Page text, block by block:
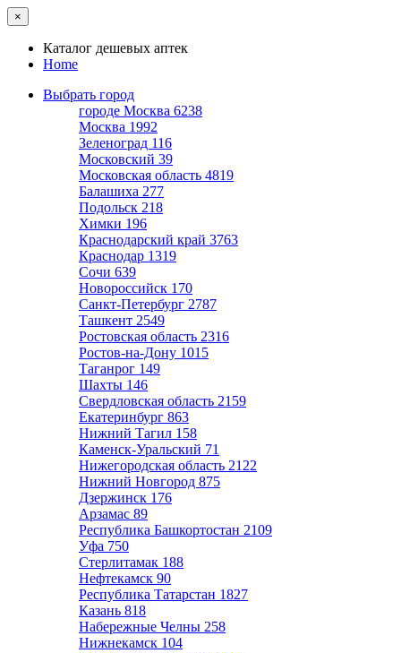
×
Каталог дешевых аптек
Home
Выбрать город
городе Москва 6238
Москва 1992
Зеленоград 116
Московский 39
Московская область 4819
Балашиха 277
Подольск 218
Химки 196
Краснодарский край 3763
Краснодар 1319
Сочи 639
Новороссийск 170
Санкт-Петербург 2787
Ташкент 2549
Ростовская область 2316
Ростов-на-Дону 1015
Таганрог 149
Шахты 146
Свердловская область 2159
Екатеринбург 863
Нижний Тагил 158
Каменск-Уральский 71
Нижегородская область 2122
Нижний Новгород 875
Дзержинск 176
Арзамас 89
Республика Башкортостан 2109
Уфа 750
Стерлитамак 188
Нефтекамск 90
Республика Татарстан 1827
Казань 818
Набережные Челны 258
Нижнекамск 104